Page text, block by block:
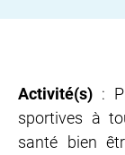
Activité(s) :
sportives à
santé bien